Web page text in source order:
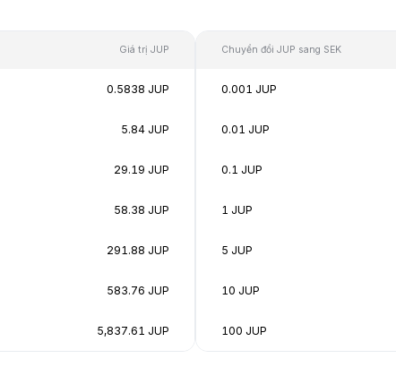
Giá trị JUP
0.5838 JUP
5.84 JUP
29.19 JUP
58.38 JUP
291.88 JUP
583.76 JUP
5,837.61 JUP
Chuyển đổi JUP sang SEK
0.001 JUP
0.01 JUP
0.1 JUP
1 JUP
5 JUP
10 JUP
100 JUP